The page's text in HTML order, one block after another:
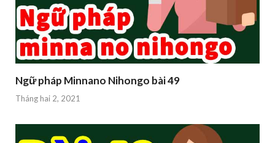
Ngữ pháp Minnano Nihongo bài 49
Tháng hai 2, 2021